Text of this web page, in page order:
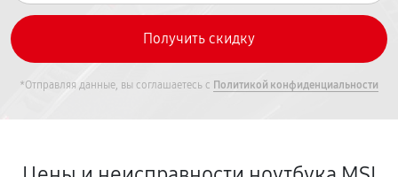
*Отправляя данные, вы соглашаетесь с Политикой конфиденциальности